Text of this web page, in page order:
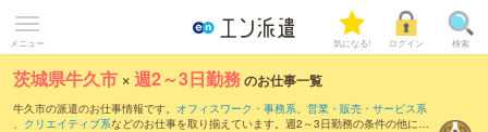
メニュー 気になる! ログイン 検索
茨城県牛久市 ×週2～3日勤務のお仕事一覧
牛久市の派遣のお仕事情報です。 オフィスワーク・事務系、 営業・販売・サービス系
、 クリエイティブ系などのお仕事を取り揃えています。週2～3日勤務の条件の他に、